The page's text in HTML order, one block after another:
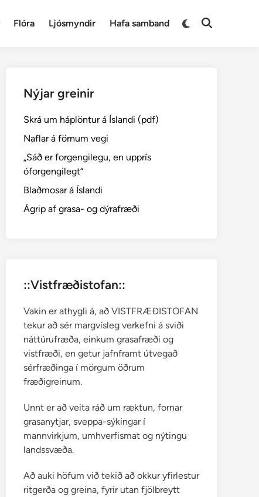
Flóra Ljósmyndir Hafa samband
Switch
Open
Nýjar greinir
Skrá um háplöntur á Íslandi (pdf)
Naflar á förnum vegi
„Sáð er forgengilegu, en upprís
óforgengilegt“
Blaðmosar á Íslandi
Ágrip af grasa- og dýrafræði
::Vistfræðistofan::
Vakin er athygli á, að VISTFRÆÐISTOFAN
tekur að sér margvísleg verkefni á sviði
náttúrufræða, einkum grasafræði og
vistfræði, en getur jafnframt útvegað
sérfræðinga í mörgum öðrum
fræðigreinum.
Unnt er að veita ráð um ræktun, fornar
grasanytjar, sveppa-sýkingar í
mannvirkjum, umhverfismat og nýtingu
landssvæða.
Að auki höfum við tekið að okkur yfirlestur
ritgerða og greina, fyrir utan fjölbreytt